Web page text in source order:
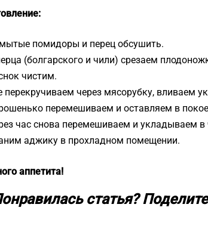
помидоры и перец обсушить.
(болгарского и чили) срезаем
чистим.
перекручиваем через мясорубку, вливаем
перемешиваем и оставляем в
час снова перемешиваем и укладываем в
аджику в прохладном помещении.
аппетита!
статья?